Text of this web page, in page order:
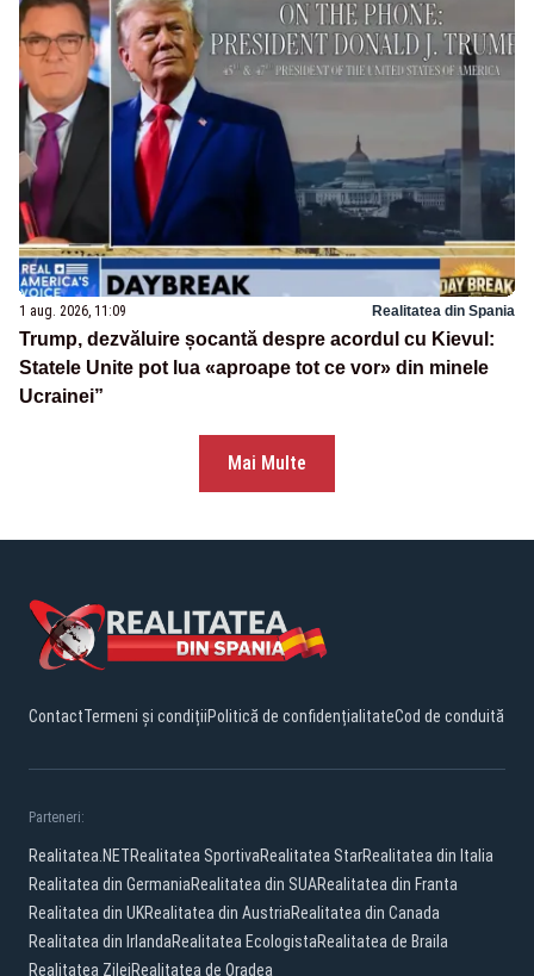
1 aug. 2026, 11:09 Realitatea din Spania
Trump, dezvăluire șocantă despre acordul cu Kievul:
Statele Unite pot lua «aproape tot ce vor» din minele
Ucrainei”
Mai Multe
ContactTermeni și condițiiPolitică de confidențialitateCod de conduită
Parteneri:
Realitatea.NETRealitatea SportivaRealitatea StarRealitatea din Italia
Realitatea din GermaniaRealitatea din SUARealitatea din Franta
Realitatea din UKRealitatea din AustriaRealitatea din Canada
Realitatea din IrlandaRealitatea EcologistaRealitatea de Braila
Realitatea ZileiRealitatea de Oradea